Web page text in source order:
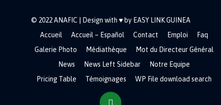
© 2022 ANAFIC | Design with ♥ by EASY LINK GUINEA
Accueil
Accueil – Español Contact Emploi
Faq
Galerie Photo
Médiathèque
Mot du Directeur Général
News
News Left Sidebar
Notre Equipe
Pricing Table
Témoignages WP File download search